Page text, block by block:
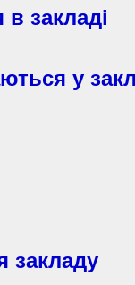
закладі
у
закладу